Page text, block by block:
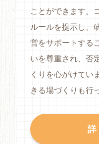
ことができます。
ルールを提示し、
営をサポートする
いを尊重され、否
くりを心がけてい
きる場づくりも行
詳